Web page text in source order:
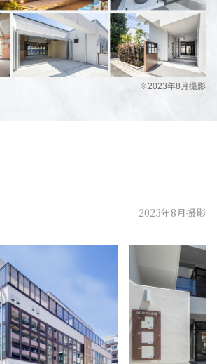
※2023年8月撮影
2023年8月撮影